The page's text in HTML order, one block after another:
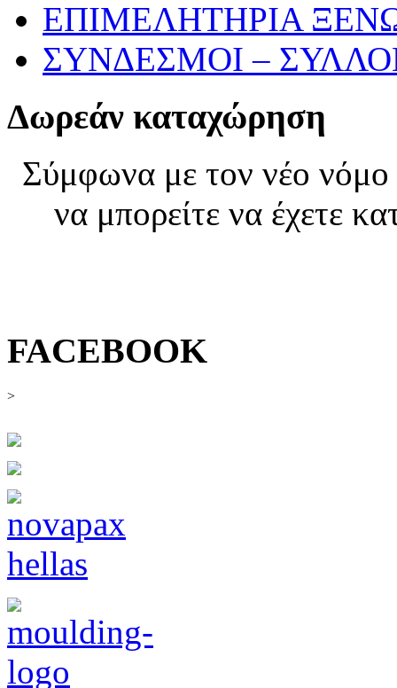
ΕΠΙΜΕΛΗΤΗΡΙΑ
ΣΥΝΔΕΣΜΟΙ –
Δωρεάν καταχώρηση
Σύμφωνα με τον νέο νόμο
να μπορείτε να έχετε
FACEBOOK
>